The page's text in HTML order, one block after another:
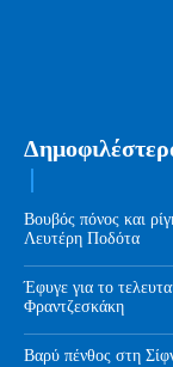
Βουβός πόνος και
Λευτέρη Ποδότα
Έφυγε για το
Φραντζεσκάκη
Βαρύ πένθος στη